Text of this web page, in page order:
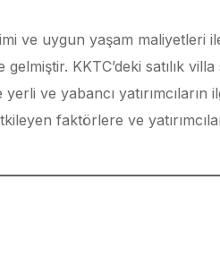
ve uygun yaşam maliyetleri
KKTC’deki satılık
ve yabancı yatırımcıların
faktörlere ve